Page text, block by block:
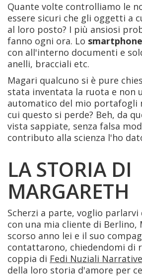
Quante volte controlliamo le
essere sicuri che gli oggetti a
al loro posto? I più ansiosi
fanno ogni ora. Lo smartphone
con all'interno documenti e
anelli, bracciali etc.
Magari qualcuno si è pure
stata inventata la ruota e non
automatico del mio portafogli
cui questo si perde? Beh, da
vista sappiate, senza falsa
contributo alla scienza l'ho
LA STORIA DI
MARGARETH
Scherzi a parte, voglio parlarvi
con una mia cliente di Berlino,
scorso anno lei e il suo
contattarono, chiedendomi di
coppia di Fedi Nuziali Narrative
della loro storia d'amore per